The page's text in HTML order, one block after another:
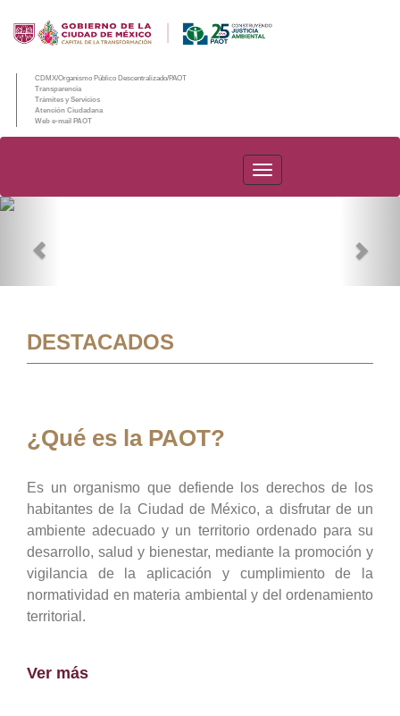
CDMX/Organismo Público Descentralizado/PAOT
Transparencia
Trámites y Servicios
Atención Ciudadana
Web e-mail PAOT
PAOT
DESTACADOS
¿Qué es la PAOT?
Es un organismo que defiende los derechos de los
habitantes de la Ciudad de México, a disfrutar de un
ambiente adecuado y un territorio ordenado para su
desarrollo, salud y bienestar, mediante la promoción y
vigilancia de la aplicación y cumplimiento de la
normatividad en materia ambiental y del ordenamiento
territorial.
Ver más